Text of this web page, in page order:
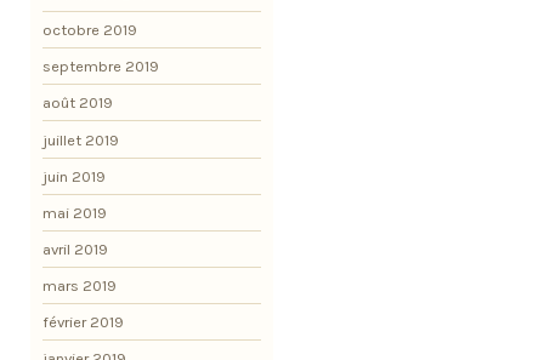
octobre 2019
septembre 2019
août 2019
juillet 2019
juin 2019
mai 2019
avril 2019
mars 2019
février 2019